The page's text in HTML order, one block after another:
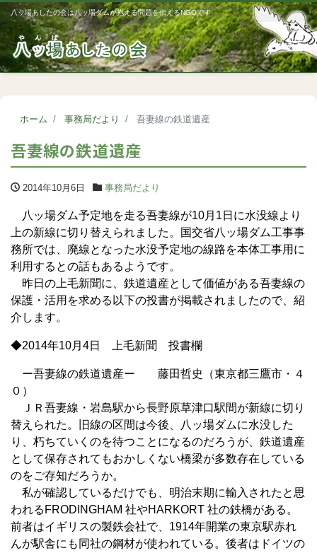
八ッ場あしたの会は八ッ場ダムが抱える問題を伝えるNGOです
ホーム 事務局だより 吾妻線の鉄道遺産
吾妻線の鉄道遺産
2014年10月6日 事務局だより
八ッ場ダム予定地を走る吾妻線が10月1日に水没線より
上の新線に切り替えられました。国交省八ッ場ダム工事事
務所では、廃線となった水没予定地の線路を本体工事用に
利用するとの話もあるようです。
昨日の上毛新聞に、鉄道遺産として価値がある吾妻線の
保護・活用を求める以下の投書が掲載されましたので、紹
介します。
◆2014年10月4日 上毛新聞 投書欄
ー吾妻線の鉄道遺産ー 藤田哲史（東京都三鷹市・４
０）
ＪＲ吾妻線・岩島駅から長野原草津口駅間が新線に切り
替えられた。旧線の区間は今後、八ッ場ダムに水没した
り、朽ちていくのを待つことになるのだろうが、鉄道遺産
として保存されてもおかしくない橋梁が多数存在している
のをご存知だろうか。
私が確認しているだけでも、明治末期に輸入されたと思
われるFRODINGHAM 社やHARKORT 社の鉄橋がある。
前者はイギリスの製鉄会社で、1914年開業の東京駅赤れ
んが駅舎にも同社の鋼材が使われている。後者はドイツの